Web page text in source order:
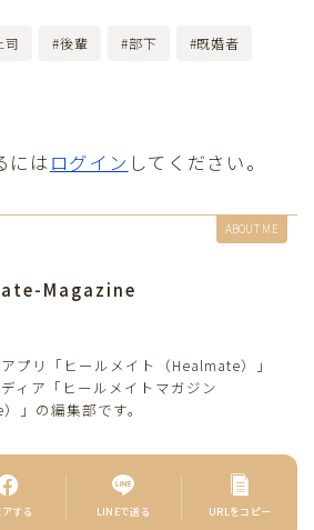
司 #後輩 #部下 #既婚者
にはログイン してください。
ABOUT ME
Magazine
プリ「ヒールメイト（Healmate）」
ィア「ヒールメイトマガジン
」の編集部です。
する LINEで送る URLをコピー